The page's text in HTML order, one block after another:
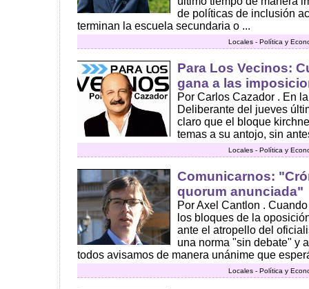
de políticas de inclusión
terminan la escuela secundaria o ...
Locales - Política y
Para Los Vecinos:
gana a las
Por Carlos Cazador . En
Deliberante del jueves
claro que el bloque
temas a su antojo, sin
Locales - Política y
Comunicarnos:
quorum anunciada"
Por Axel Cantlon .
los bloques de la
ante el atropello del
una norma "sin debate" y
todos avisamos de manera unánime que
Locales - Política y